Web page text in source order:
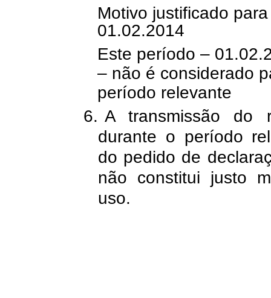
Motivo justificado
01.02.2014
Este período –
– não é considerado
período relevante
6. A transmissão do
durante o período
do pedido de
não constitui justo
uso.